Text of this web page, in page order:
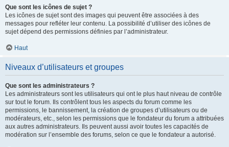
Que sont les icônes de sujet ?
Les icônes de sujet sont des images qui peuvent être associées à des
messages pour refléter leur contenu. La possibilité d’utiliser des icônes de
sujet dépend des permissions définies par l’administrateur.
Haut
Niveaux d’utilisateurs et groupes
Que sont les administrateurs ?
Les administrateurs sont les utilisateurs qui ont le plus haut niveau de contrôle
sur tout le forum. Ils contrôlent tous les aspects du forum comme les
permissions, le bannissement, la création de groupes d’utilisateurs ou de
modérateurs, etc., selon les permissions que le fondateur du forum a attribuées
aux autres administrateurs. Ils peuvent aussi avoir toutes les capacités de
modération sur l’ensemble des forums, selon ce que le fondateur a autorisé.